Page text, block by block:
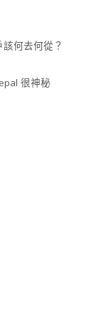
何去何從？
很神秘